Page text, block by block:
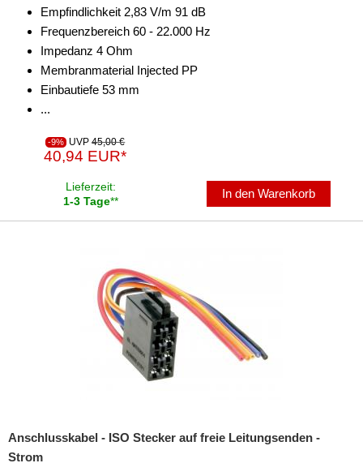
Empfindlichkeit 2,83 V/m 91 dB
Frequenzbereich 60 - 22.000 Hz
Impedanz 4 Ohm
Membranmaterial Injected PP
Einbautiefe 53 mm
...
-9% UVP 45,00 €
40,94 EUR*
Lieferzeit:
1-3 Tage**
In den Warenkorb
Anschlusskabel - ISO Stecker auf freie Leitungsenden -
Strom